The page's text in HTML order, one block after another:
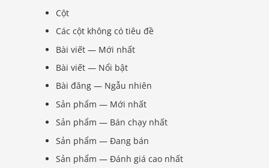
Cột
Các cột không có tiêu đề
Bài viết — Mới nhất
Bài viết — Nổi bật
Bài đăng — Ngẫu nhiên
Sản phẩm — Mới nhất
Sản phẩm — Bán chạy nhất
Sản phẩm — Đang bán
Sản phẩm — Đánh giá cao nhất